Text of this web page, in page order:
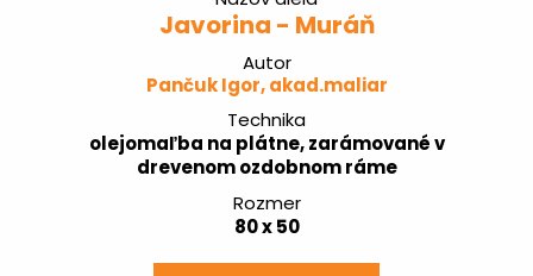
Javorina - Muráň
Autor
Pančuk Igor, akad.maliar
Technika
olejomaľba na plátne, zarámované v
drevenom ozdobnom ráme
Rozmer
80 x 50